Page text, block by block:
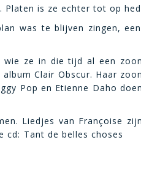
is ze echter tot op
was te blijven zingen,
wie ze in die tijd al een
Clair Obscur. Haar
Pop en Etienne Daho
Liedjes van Françoise
Tant de belles choses